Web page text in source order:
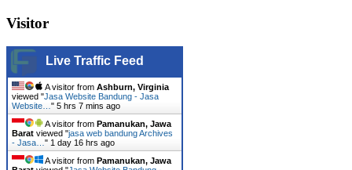
Visitor
Live Traffic Feed
A visitor from Ashburn, Virginia
viewed "Jasa Website Bandung - Jasa
Website… " 5 hrs 7 mins ago
A visitor from Pamanukan, Jawa
Barat viewed "jasa web bandung Archives
- Jasa… " 1 day 16 hrs ago
A visitor from Pamanukan, Jawa